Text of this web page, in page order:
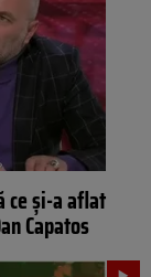
ce și-a aflat
Capatos